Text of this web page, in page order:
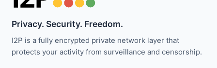
Privacy. Security. Freedom.
I2P is a fully encrypted private network layer that
protects your activity from surveillance and censorship.